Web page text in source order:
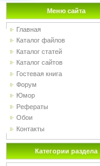
Меню сайта
Главная
Каталог файлов
Каталог статей
Каталог сайтов
Гостевая книга
Форум
Юмор
Рефераты
Обои
Контакты
Категории раздела